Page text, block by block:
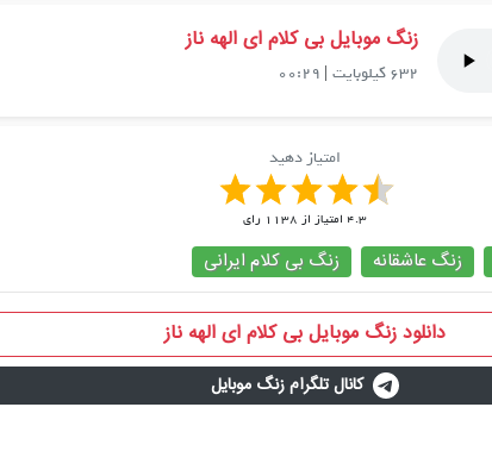
زنگ موبایل بی کلام ای الهه ناز
632 کیلوبایت |
00:29
امتیاز دهید
4.3 امتیاز از 1138 رای
زنگ عاشقانه زنگ بی کلام ایرانی
دانلود زنگ موبایل بی کلام ای الهه ناز
کانال تلگرام زنگ موبایل